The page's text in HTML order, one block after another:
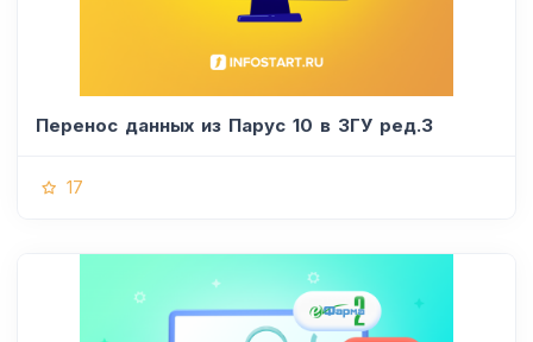
Перенос данных из Парус 10 в ЗГУ ред.3
17